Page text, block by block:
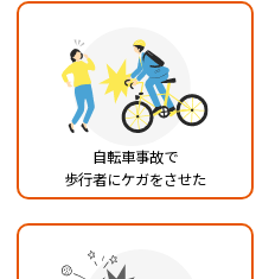
自転車事故で
歩行者にケガをさせた